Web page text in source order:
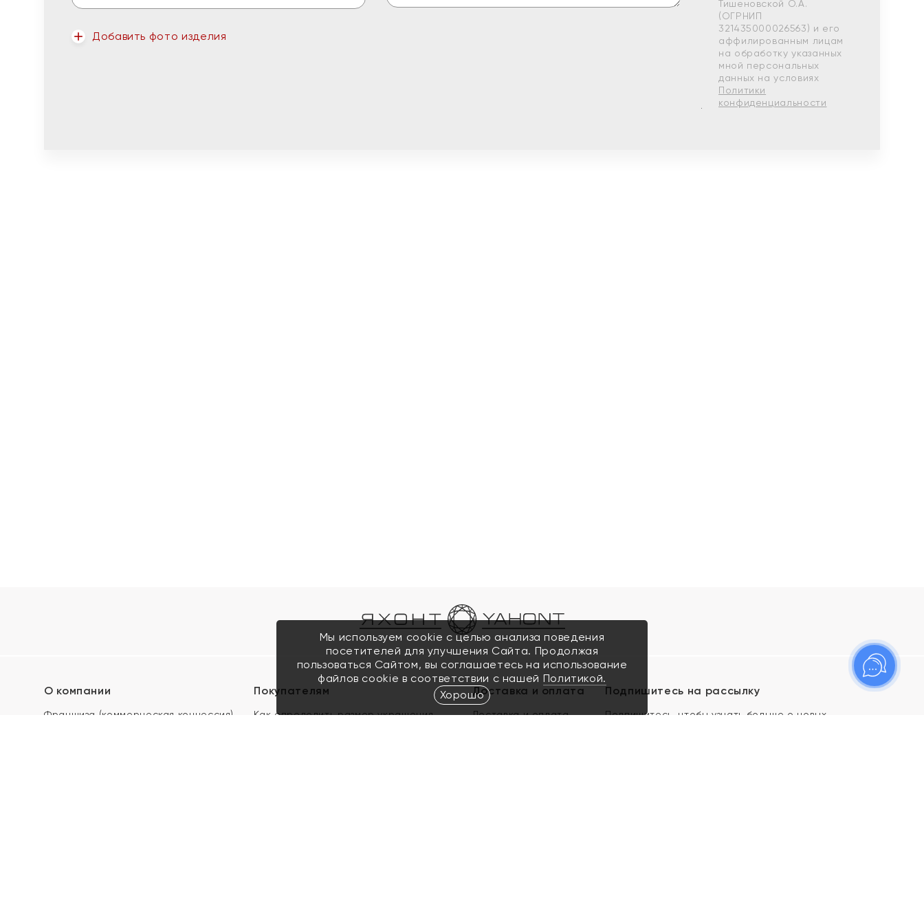
Добавить фото изделия
Тишеновской О.А.
(ОГРНИП
321435000026563) и его
аффилированным лицам
на обработку указанных
мной персональных
данных на условиях
Политики
конфиденциальности
О компании
Франшиза (коммерческая концессия)
Покупателям
Как определить размер украшения
Доставка и оплата
Доставка и оплата
Подпишитесь на рассылку
Подпишитесь, чтобы узнать больше о новых
Мы используем cookie с целью анализа поведения
посетителей для улучшения Сайта. Продолжая
пользоваться Сайтом, вы соглашаетесь на использование
файлов cookie в соответствии с нашей Политикой.
Хорошо